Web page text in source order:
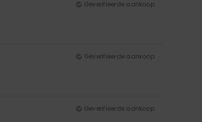
Geverifieerde aankoop
Geverifieerde aankoop
Geverifieerde aankoop